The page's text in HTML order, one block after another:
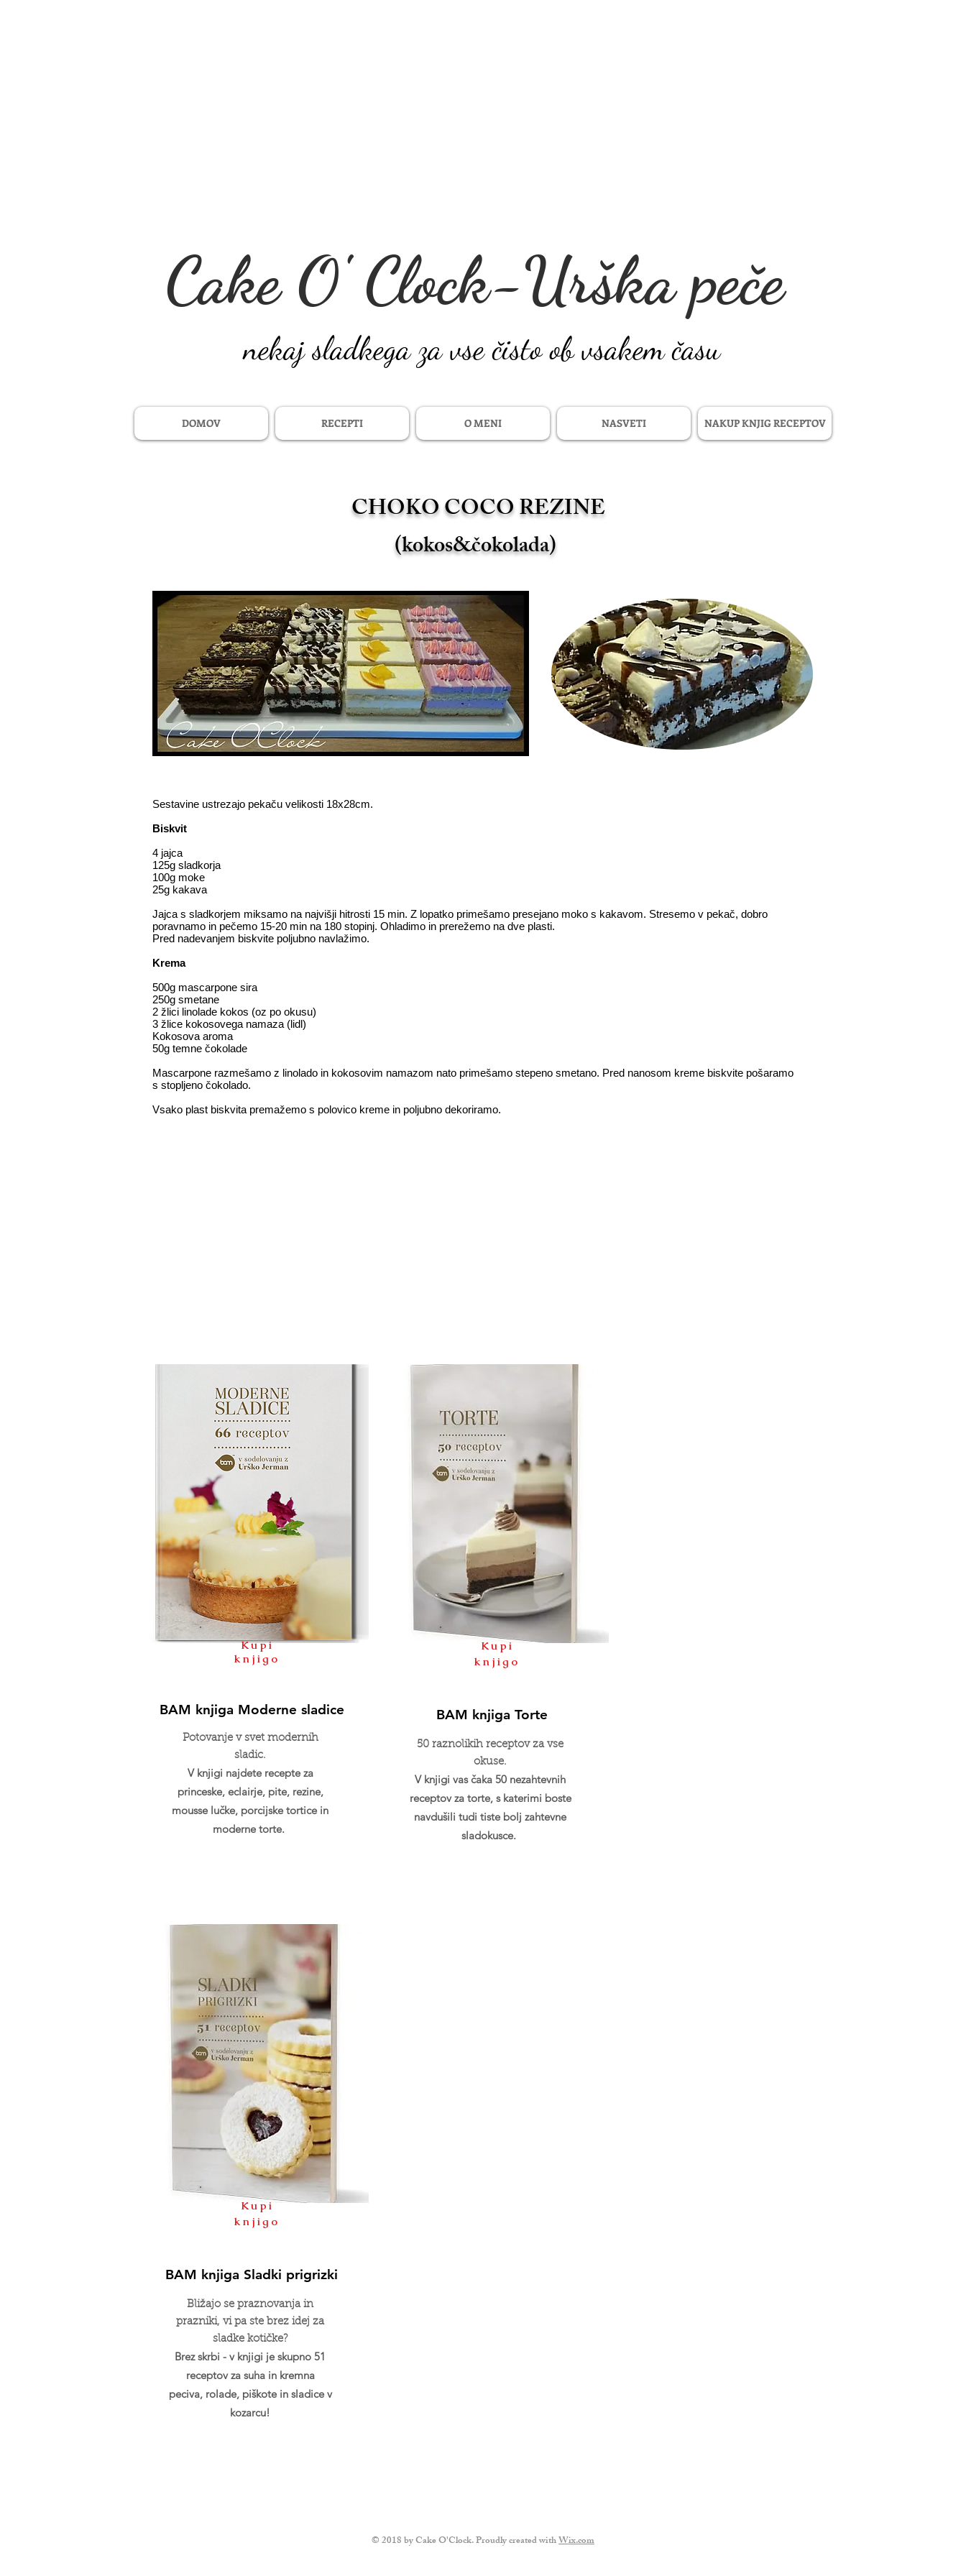
Cake O' Clock-Urška peče
nekaj sladkega za vse čisto ob vsakem času
DOMOV RECEPTI O MENI NASVETI NAKUP KNJIG RECEPTOV
CHOKO COCO REZINE
(kokos&čokolada)
Sestavine ustrezajo pekaču velikosti 18x28cm.
Biskvit
4 jajca
125g sladkorja
100g moke
25g kakava
Jajca s sladkorjem miksamo na najvišji hitrosti 15 min. Z lopatko primešamo presejano moko s kakavom. Stresemo v pekač, dobro
poravnamo in pečemo 15-20 min na 180 stopinj. Ohladimo in prerežemo na dve plasti.
Pred nadevanjem biskvite poljubno navlažimo.
Krema
500g mascarpone sira
250g smetane
2 žlici linolade kokos (oz po okusu)
3 žlice kokosovega namaza (lidl)
Kokosova aroma
50g temne čokolade
Mascarpone razmešamo z linolado in kokosovim namazom nato primešamo stepeno smetano. Pred nanosom kreme biskvite pošaramo
s stopljeno čokolado.
Vsako plast biskvita premažemo s polovico kreme in poljubno dekoriramo.
Kupi
knjigo
BAM knjiga Moderne sladice
Potovanje v svet modernih
sladic.
V knjigi najdete recepte za
princeske, eclairje, pite, rezine,
mousse lučke, porcijske tortice in
moderne torte.
Kupi
knjigo
BAM knjiga Torte
50 raznolikih receptov za vse
okuse.
V knjigi vas čaka 50 nezahtevnih
receptov za torte, s katerimi boste
navdušili tudi tiste bolj zahtevne
sladokusce.
Kupi
knjigo
BAM knjiga Sladki prigrizki
Bližajo se praznovanja in
prazniki, vi pa ste brez idej za
sladke kotičke?
Brez skrbi - v knjigi je skupno 51
receptov za suha in kremna
peciva, rolade, piškote in sladice v
kozarcu!
© 2018 by Cake O'Clock. Proudly created withWix.com